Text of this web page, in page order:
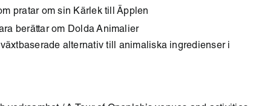
pratar om sin Kärlek till Äpplen
berättar om Dolda Animalier
alternativ till animaliska ingredienser i